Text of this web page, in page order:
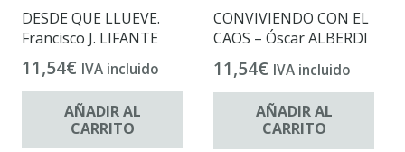
DESDE QUE LLUEVE.
Francisco J. LIFANTE
11,54€ IVA incluido
AÑADIR AL
CARRITO
CONVIVIENDO CON EL
CAOS – Óscar ALBERDI
11,54€ IVA incluido
AÑADIR AL
CARRITO